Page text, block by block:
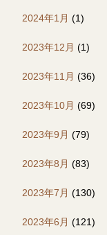
2024年1月 (1)
2023年12月 (1)
2023年11月 (36)
2023年10月 (69)
2023年9月 (79)
2023年8月 (83)
2023年7月 (130)
2023年6月 (121)